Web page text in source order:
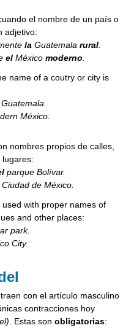
el nombre de un país o
adjetivo:
la Guatemalarural
el Méxicomoderno
name of a coutry or city is
México.
nombres propios de calles,
lugares:
parque Bolívar.
Ciudad de México.
used with proper names of
and other places:
park.
City.
con el artículo masculino
contracciones hoy
. Estas sonobligatorias: